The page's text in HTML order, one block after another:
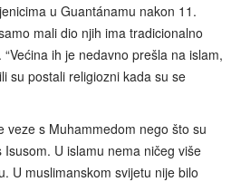
u Guantánamu nakon 11.
mali dio njih ima tradicionalno
ih je nedavno prešla na islam,
su postali religiozni kada su se
veze s Muhammedom nego što su
U islamu nema ničeg više
U muslimanskom svijetu nije bilo